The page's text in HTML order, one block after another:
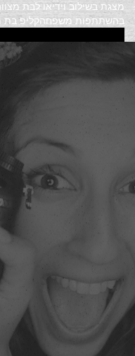
מצגת בשילוב וידיאו לבת
בהשתתפות משפחהקליפ בת
Post
navigation